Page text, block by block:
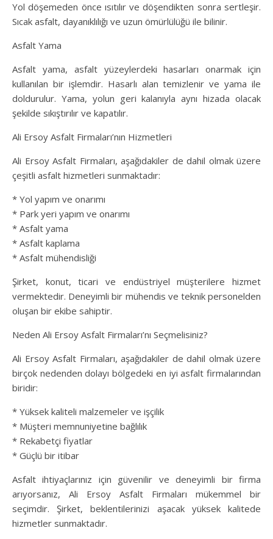
Yol döşemeden önce ısıtılır ve döşendikten sonra sertleşir.
Sıcak asfalt, dayanıklılığı ve uzun ömürlülüğü ile bilinir.
Asfalt Yama
Asfalt yama, asfalt yüzeylerdeki hasarları onarmak için
kullanılan bir işlemdir. Hasarlı alan temizlenir ve yama ile
doldurulur. Yama, yolun geri kalanıyla aynı hizada olacak
şekilde sıkıştırılır ve kapatılır.
Ali Ersoy Asfalt Firmaları’nın Hizmetleri
Ali Ersoy Asfalt Firmaları, aşağıdakiler de dahil olmak üzere
çeşitli asfalt hizmetleri sunmaktadır:
* Yol yapım ve onarımı
* Park yeri yapım ve onarımı
* Asfalt yama
* Asfalt kaplama
* Asfalt mühendisliği
Şirket, konut, ticari ve endüstriyel müşterilere hizmet
vermektedir. Deneyimli bir mühendis ve teknik personelden
oluşan bir ekibe sahiptir.
Neden Ali Ersoy Asfalt Firmaları’nı Seçmelisiniz?
Ali Ersoy Asfalt Firmaları, aşağıdakiler de dahil olmak üzere
birçok nedenden dolayı bölgedeki en iyi asfalt firmalarından
biridir:
* Yüksek kaliteli malzemeler ve işçilik
* Müşteri memnuniyetine bağlılık
* Rekabetçi fiyatlar
* Güçlü bir itibar
Asfalt ihtiyaçlarınız için güvenilir ve deneyimli bir firma
arıyorsanız, Ali Ersoy Asfalt Firmaları mükemmel bir
seçimdir. Şirket, beklentilerinizi aşacak yüksek kalitede
hizmetler sunmaktadır.